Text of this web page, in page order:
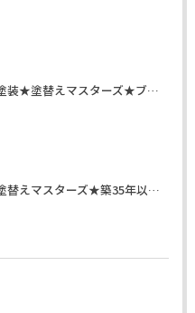
広島市の外壁塗装★塗替えマスターズ★ブログ「初めて家を手入れするのに」
㈱室田工業★塗替えマスターズ★築35年以上のお宅の施工事例